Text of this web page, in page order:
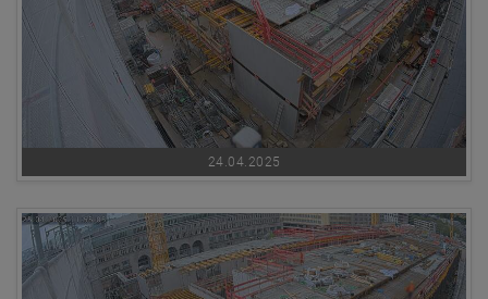
24.04.2025